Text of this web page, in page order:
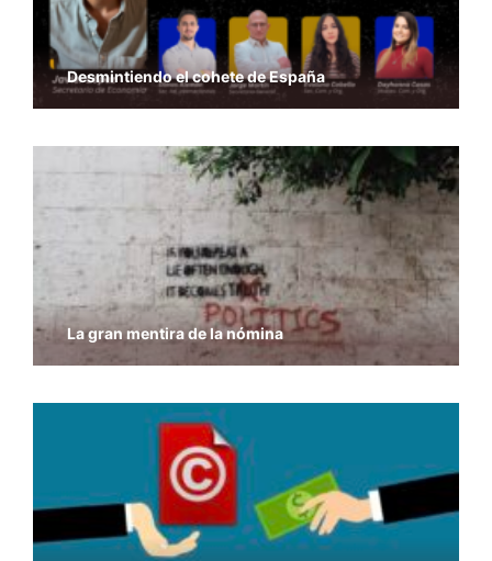
Desmintiendo el cohete de España
La gran mentira de la nómina